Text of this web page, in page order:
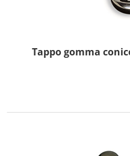
Tappo gomma